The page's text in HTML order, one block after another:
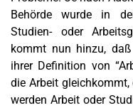
Behörde wurde in
Studien- oder
kommt nun hinzu,
ihrer Definition von
die Arbeit
werden Arbeit oder